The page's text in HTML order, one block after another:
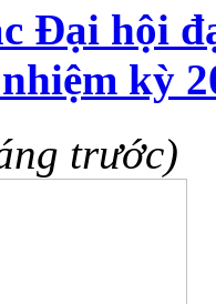
Đại hội
kỳ
trước)